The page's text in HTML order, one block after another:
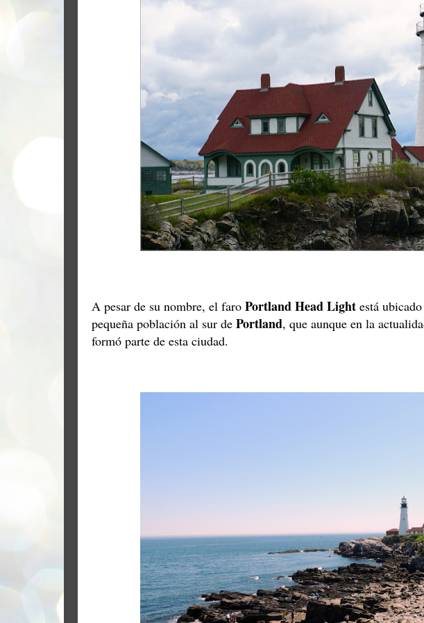
A pesar de su nombre, el faro Portland Head Light está
pequeña población al sur de Portland, que aunque en la
formó parte de esta ciudad.